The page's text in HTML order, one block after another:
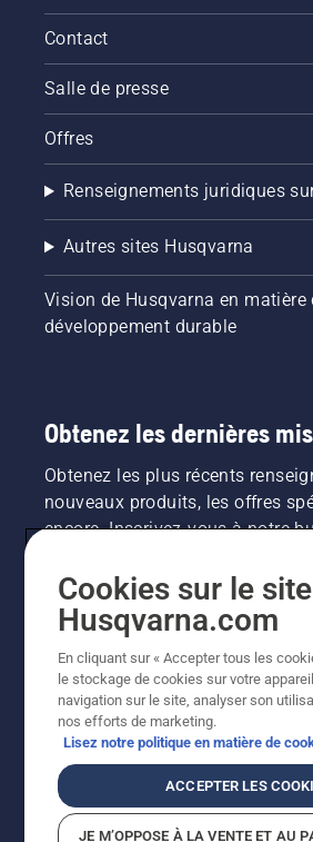
Contact
Salle de presse
Offres
Renseignements juridiques
Autres sites Husqvarna
Vision de Husqvarna en matière
développement durable
Obtenez les dernières
Obtenez les plus récents
nouveaux produits, les offres
encore. Inscrivez-vous à notre
INSCRIPTION À LA
Cookies sur le site
Husqvarna.com
En cliquant sur « Accepter tous les
le stockage de cookies sur votre
navigation sur le site, analyser son
nos efforts de marketing.
Lisez notre politique en matière de
ACCEPTER LES
JE M’OPPOSE À LA VENTE ET AU